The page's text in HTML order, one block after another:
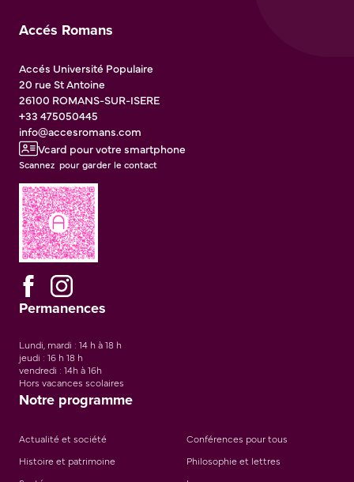
Accés Romans
Accés Université Populaire
20 rue St Antoine
26100 ROMANS-SUR-ISERE
+33 475050445
info@accesromans.com
Vcard pour votre smartphone
Scannez pour garder le contact
Permanences
Lundi, mardi : 14 h à 18 h
jeudi : 16 h 18 h
vendredi : 14h à 16h
Hors vacances scolaires
Notre programme
Actualité et société
Conférences pour tous
Histoire et patrimoine
Philosophie et lettres